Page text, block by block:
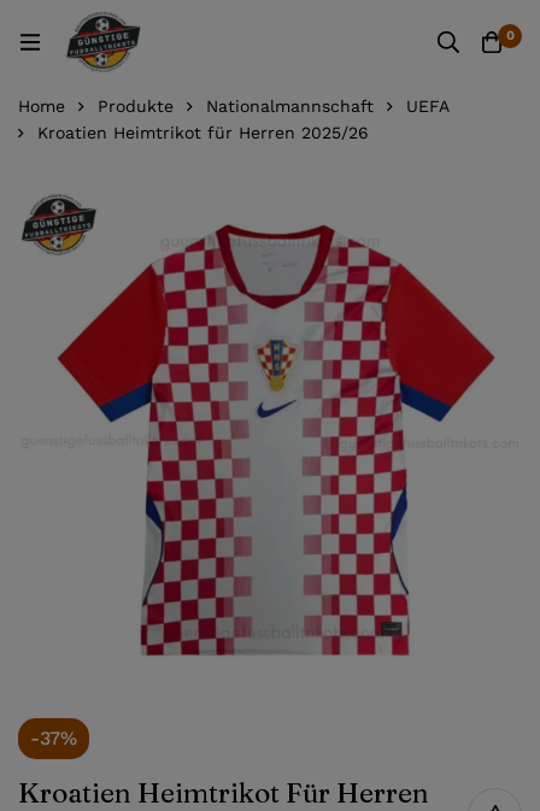
0
Home Produkte Nationalmannschaft
UEFA
Kroatien Heimtrikot für Herren 2025/26
-37%
Kroatien Heimtrikot Für Herren